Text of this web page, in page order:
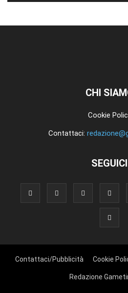
CHI
Cookie
Contattaci:
SEGUICI
Contattaci/Pubblicità Cookie
Redazione